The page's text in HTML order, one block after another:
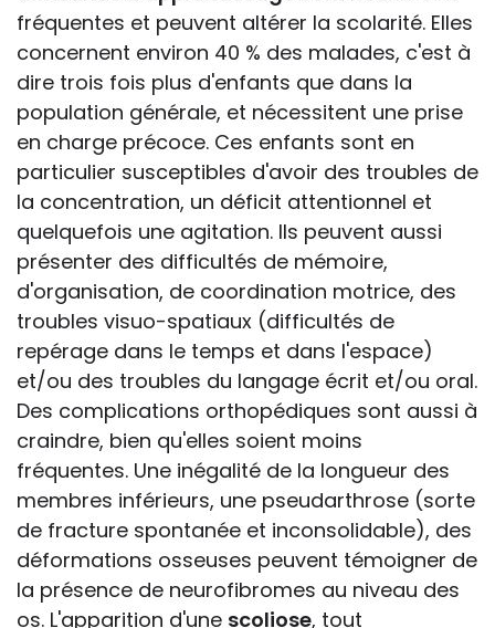
fréquentes et peuvent altérer la scolarité. Elles
concernent environ 40 % des malades, c'est à
dire trois fois plus d'enfants que dans la
population générale, et nécessitent une prise
en charge précoce. Ces enfants sont en
particulier susceptibles d'avoir des troubles de
la concentration, un déficit attentionnel et
quelquefois une agitation. Ils peuvent aussi
présenter des difficultés de mémoire,
d'organisation, de coordination motrice, des
troubles visuo-spatiaux (difficultés de
repérage dans le temps et dans l'espace)
et/ou des troubles du langage écrit et/ou oral.
Des complications orthopédiques sont aussi à
craindre, bien qu'elles soient moins
fréquentes. Une inégalité de la longueur des
membres inférieurs, une pseudarthrose (sorte
de fracture spontanée et inconsolidable), des
déformations osseuses peuvent témoigner de
la présence de neurofibromes au niveau des
os. L'apparition d'une scoliose, tout